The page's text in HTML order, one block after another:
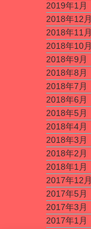
2019年1月
2018年12月
2018年11月
2018年10月
2018年9月
2018年8月
2018年7月
2018年6月
2018年5月
2018年4月
2018年3月
2018年2月
2018年1月
2017年12月
2017年5月
2017年3月
2017年1月